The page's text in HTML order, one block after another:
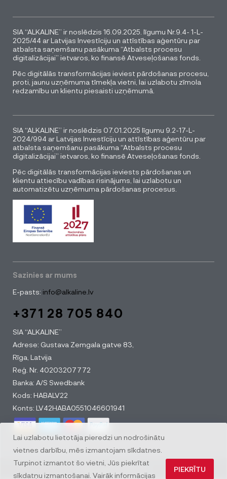
Lai uzlabotu lietotāja pieredzi un nodrošinātu
vietnes darbību, mēs izmantojam sīkdatnes.
Turpinot izmantot šo vietni, Jūs piekrītat
sīkdatņu izmantošanai. Vairāk informācijas
PIEKRĪTU
SIA “ALKALINE” ir noslēdzis 16.09.2025. līgumu Nr.9.4- 1-L-
2025/44 ar Latvijas Investīciju un attīstības aģentūru par
atbalsta saņemšanu pasākuma “Atbalsts procesu
digitalizācijai” ietvaros, ko finansē Atveseļošanas fonds.
Pēc digitālās transformācijas ieviest pārdošanas procesu,
proti, jaunu uzņēmuma tīmekļa vietni, lai uzlabotu zīmola
redzamību un klientu piesaisti uzņēmumā.
SIA “ALKALINE” ir noslēdzis 07.01.2025 līgumu 9.2-17-L-
2024/994 ar Latvijas Investīciju un attīstības aģentūru par
atbalsta saņemšanu pasākuma “Atbalsts procesu
digitalizācijai” ietvaros, ko finansē Atveseļošanas fonds.
Pēc digitālās transformācijas ieviests pārdošanas un
klientu attiecību vadības risinājums, lai uzlabotu un
automatizētu uzņēmuma pārdošanas procesus.
Sazinies ar mums
E-pasts: info@alkaline.lv
+371 28 705 840
SIA “ALKALINE”
Adrese: Gustava Zemgala gatve 83,
Rīga, Latvija
Reģ. Nr. 40203207772
Banka: A/S Swedbank
Kods: HABALV22
Konts: LV42HABA0551046601941